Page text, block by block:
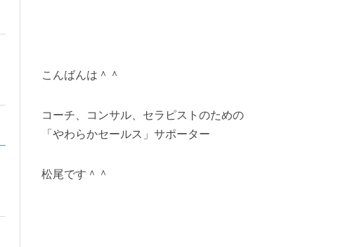
こんばんは＾＾
コーチ、コンサル、セラピストのための
「やわらかセールス」サポーター
松尾です＾＾